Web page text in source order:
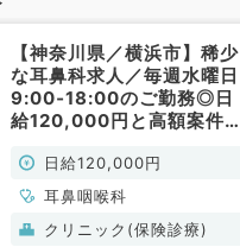
【神奈川県／横浜市】稀少
な耳鼻科求人／毎週水曜日
9:00‐18:00のご勤務◎日
給120,000円と高額案件で
勤）日給120,000円
耳鼻咽喉科
クリニック(保険診療)